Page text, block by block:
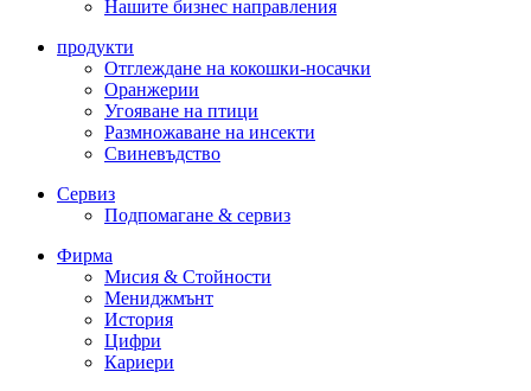
Нашите бизнес направления
продукти
Отглеждане на кокошки-носачки
Оранжерии
Угояване на птици
Размножаване на инсекти
Свиневъдство
Сервиз
Подпомагане & сервиз
Фирма
Мисия & Стойности
Мениджмънт
История
Цифри
Кариери